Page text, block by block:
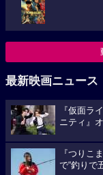
最新映画ニュース
『仮面ラ
ニティ』
『つりこ
で“釣りで